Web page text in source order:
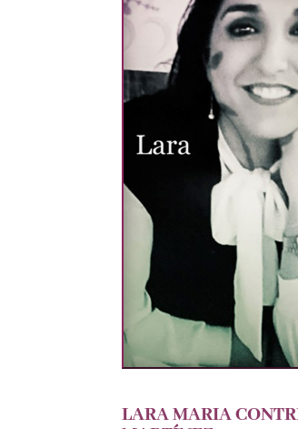
LARA MARIA